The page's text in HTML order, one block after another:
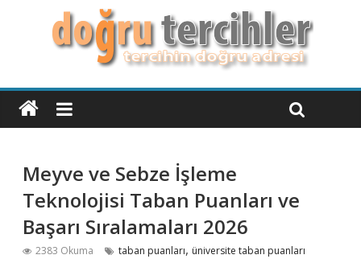
Meyve ve Sebze İşleme
Teknolojisi Taban Puanları ve
Başarı Sıralamaları 2026
2383 Okuma taban puanları, üniversite taban puanları